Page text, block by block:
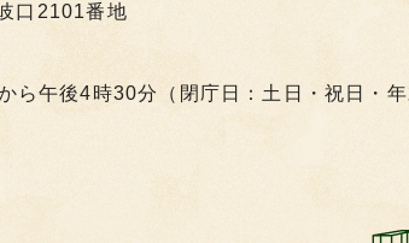
口2101番地
午後4時30分（閉庁日：土日・祝日・年